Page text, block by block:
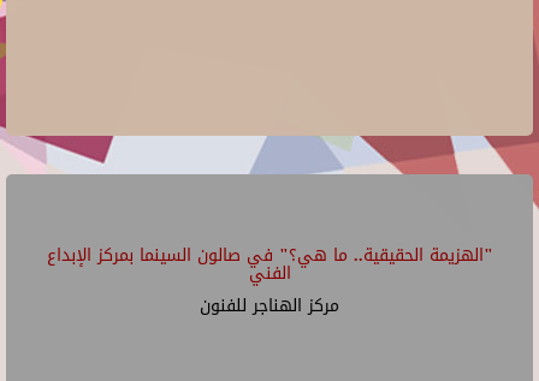
"الهزيمة الحقيقية.. ما هي؟" في صالون السينما بمركز الإبداع
الفني
مركز الهناجر للفنون